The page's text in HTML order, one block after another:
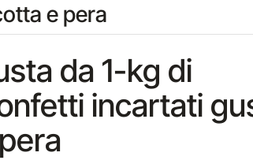
e pera
da 1-kg di
incartati